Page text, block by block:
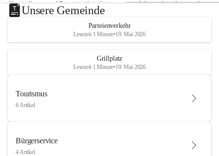
Neusiedlersee und Bgm. ist über die innovative Arbeit sehr erfreut und
hofft auf baldige praktische Anwendung der Forschungsergebnisse.
Gerade in Zeiten des Klimawandels ist jede technologische Innovation
wichtig!
Unsere Gemeinde
Parteienverkehr
Lesezeit 1 Minute•19. Mai 2026
Grillplatz
Lesezeit 1 Minute•19. Mai 2026
Tourismus
6 Artikel
Bürgerservice
4 Artikel